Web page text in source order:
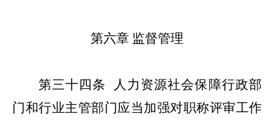
第六章 监督管理
第三十四条
人力资源社会保障行政部
门和行业主管部门应当加强对职称评审工作